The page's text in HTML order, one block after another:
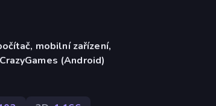
mobilní zařízení,
(Android)